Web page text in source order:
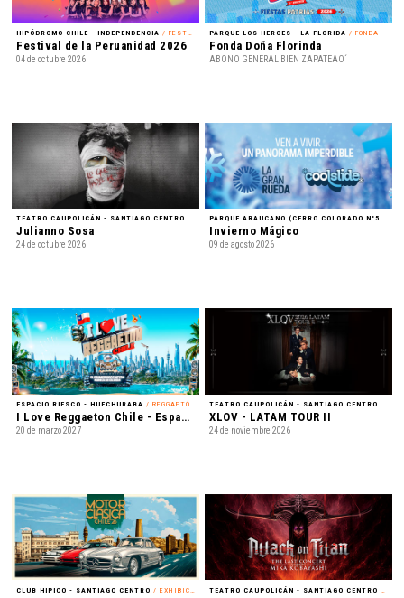
HIPÓDROMO CHILE - INDEPENDENCIA / FESTIVAL
Festival de la Peruanidad 2026
04 de octubre 2026
PARQUE LOS HEROES - LA FLORIDA / FONDA
Fonda Doña Florinda
ABONO GENERAL BIEN ZAPATEAO´
TEATRO CAUPOLICÁN - SANTIAGO CENTRO
Julianno Sosa
24 de octubre 2026
PARQUE ARAUCANO (CERRO COLORADO N°5435) - LAS CONDES
Invierno Mágico
09 de agosto 2026
ESPACIO RIESCO - HUECHURABA / REGGAETÓN
I Love Reggaeton Chile - Espacio Riesco 2027
20 de marzo 2027
TEATRO CAUPOLICÁN - SANTIAGO CENTRO
XLOV - LATAM TOUR II
24 de noviembre 2026
CLUB HIPICO - SANTIAGO CENTRO / EXHIBICIÓN TEATRO CAUPOLICÁN - SANTIAGO CENTRO